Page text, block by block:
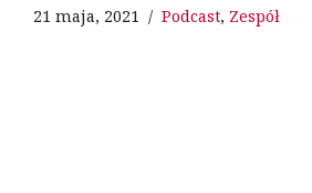
21 maja, 2021 Podcast, Zespół